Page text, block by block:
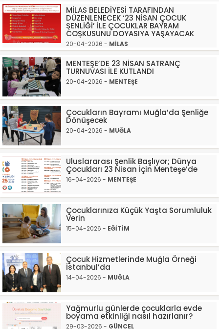
MİLAS BELEDİYESİ TARAFINDAN
DÜZENLENECEK ‘23 NİSAN ÇOCUK
ŞENLİĞİ’ İLE ÇOCUKLAR BAYRAM
COŞKUSUNU DOYASIYA YAŞAYACAK
20-04-2026 - MİLAS
MENTEŞE’DE 23 NİSAN SATRANÇ
TURNUVASI İLE KUTLANDI
20-04-2026 - MENTEŞE
Çocukların Bayramı Muğla’da Şenliğe
Dönüşecek
20-04-2026 - MUĞLA
Uluslararası Şenlik Başlıyor; Dünya
Çocukları 23 Nisan İçin Menteşe’de
16-04-2026 - MENTEŞE
Çocuklarınıza Küçük Yaşta Sorumluluk
Verin
15-04-2026 - EĞİTİM
Çocuk Hizmetlerinde Muğla Örneği
İstanbul’da
14-04-2026 - MUĞLA
Yağmurlu günlerde çocuklarla evde
boyama etkinliği nasıl hazırlanır?
29-03-2026 - GÜNCEL